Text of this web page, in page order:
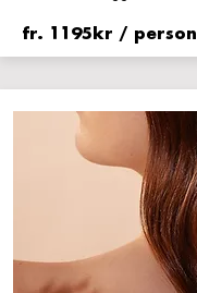
fr. 1195kr / person